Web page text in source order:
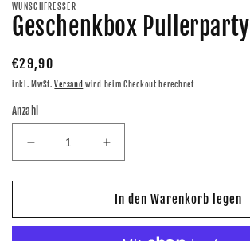
Modal
öffnen
WUNSCHFRESSER
Geschenkbox Pullerparty
Normaler
Preis
€29,90
inkl. MwSt.Versand wird beim Checkout berechnet
Anzahl
Verringere
die
Menge
Geschenkbox
Erhöhe
die
Menge
für
Geschenkbox
Pullerparty
In den Warenkorb legen